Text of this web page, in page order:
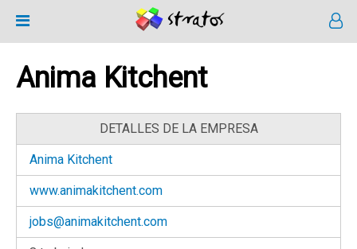
Anima Kitchent
DETALLES DE LA EMPRESA
Anima Kitchent
www.animakitchent.com
jobs@animakitchent.com